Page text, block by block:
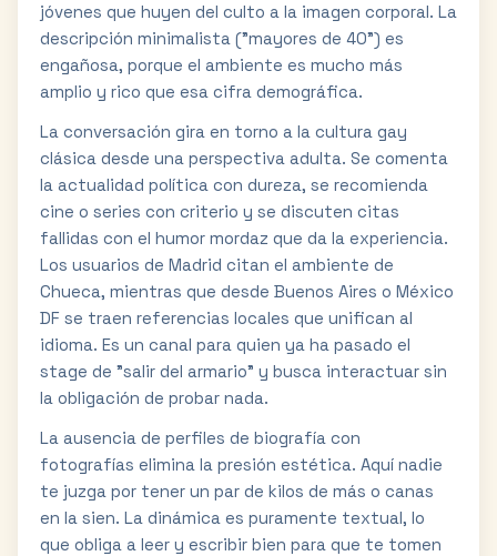
jóvenes que huyen del culto a la imagen corporal. La
descripción minimalista ("mayores de 40") es
engañosa, porque el ambiente es mucho más
amplio y rico que esa cifra demográfica.
La conversación gira en torno a la cultura gay
clásica desde una perspectiva adulta. Se comenta
la actualidad política con dureza, se recomienda
cine o series con criterio y se discuten citas
fallidas con el humor mordaz que da la experiencia.
Los usuarios de Madrid citan el ambiente de
Chueca, mientras que desde Buenos Aires o México
DF se traen referencias locales que unifican al
idioma. Es un canal para quien ya ha pasado el
stage de "salir del armario" y busca interactuar sin
la obligación de probar nada.
La ausencia de perfiles de biografía con
fotografías elimina la presión estética. Aquí nadie
te juzga por tener un par de kilos de más o canas
en la sien. La dinámica es puramente textual, lo
que obliga a leer y escribir bien para que te tomen